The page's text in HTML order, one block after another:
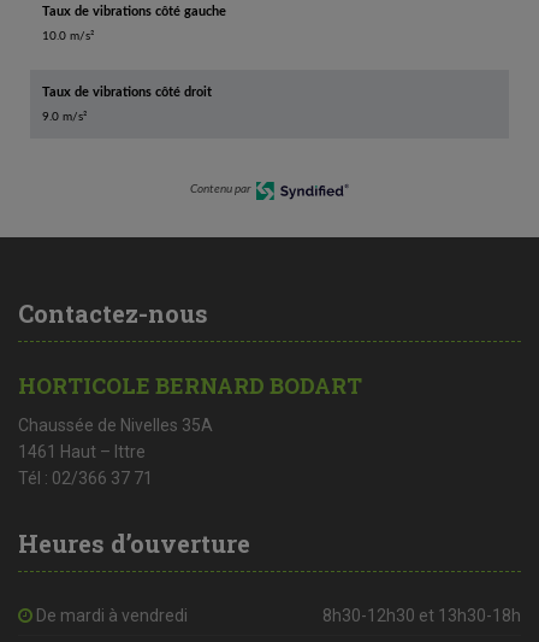
Taux de vibrations côté gauche
10.0 m/s²
Taux de vibrations côté droit
9.0 m/s²
Contenu par
Contactez-nous
HORTICOLE BERNARD BODART
Chaussée de Nivelles 35A
1461 Haut – Ittre
Tél : 02/366 37 71
Heures d’ouverture
De mardi à vendredi 8h30-12h30 et 13h30-18h